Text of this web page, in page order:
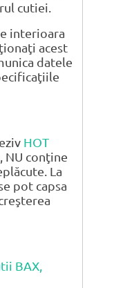
cutiei.
interioara
acest
datele
HOT
NU conţine
La
pot capsa
BAX,